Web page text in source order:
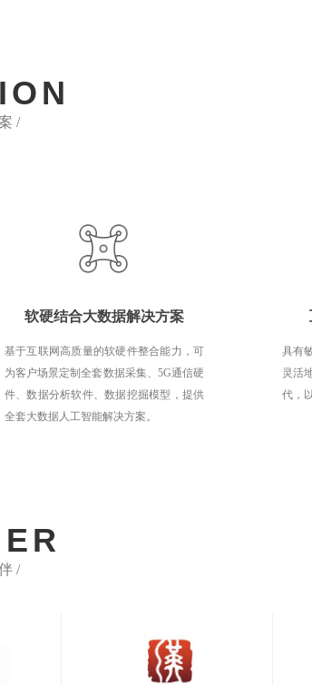
/
软硬结合大数据解决方案
基于互联网高质量的软硬件整合能力，可
为客户场景定制全套数据采集、5G通信硬
件、数据分析软件、数据挖掘模型，提供
全套大数据人工智能解决方案。
具有
灵活
代，
/